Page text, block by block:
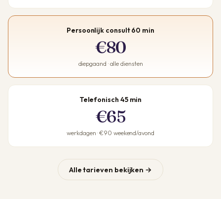
Persoonlijk consult 60 min
€80
diepgaand · alle diensten
Telefonisch 45 min
€65
werkdagen · €90 weekend/avond
Alle tarieven bekijken →